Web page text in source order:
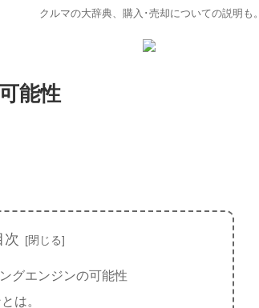
クルマの大辞典、購入･売却についての説明も。
能性
次
グエンジンの可能性
は。